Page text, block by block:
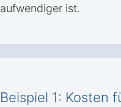
aufwendiger ist.
Beispiel 1: Kosten